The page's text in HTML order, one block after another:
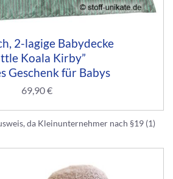
2-lagige Babydecke
Koala Kirby”
Geschenk für Babys
69,90€
da Kleinunternehmer nach §19 (1)